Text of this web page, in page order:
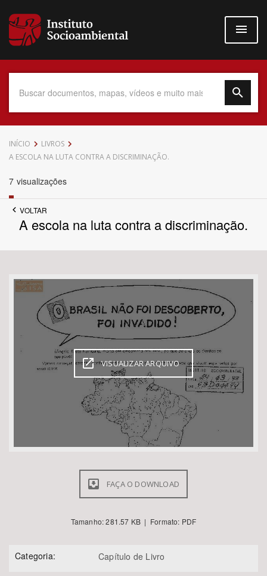
para
conteúdo
Data do Documento
Até
Bioma / Bacia
Área de Levantamento
INÍCIO
LIVROS
A ESCOLA NA LUTA CONTRA A DISCRIMINAÇÃO.
7 visualizações
VOLTAR
A escola na luta contra a discriminação.
VISUALIZAR ARQUIVO
FAÇA O DOWNLOAD
Tamanho: 281.57 KB | Formato: PDF
Categoria: Capítulo de Livro